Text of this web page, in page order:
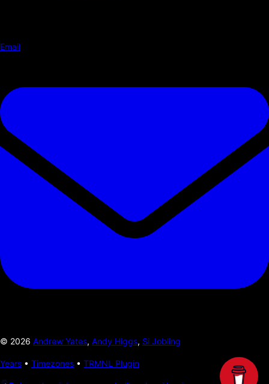
Email
© 2026 Andrew Yates, Andy Higgs, Si Jobling
Years • Timezones • TRMNL Plugin